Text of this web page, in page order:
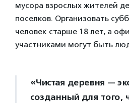
мусора взрослых жителей
поселков. Организовать
человек старше 18 лет, а
участниками могут быть
«Чистая деревня —
созданный для того,